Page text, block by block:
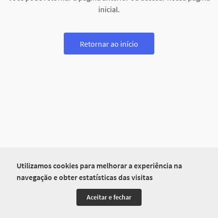
Utilizamos cookies para melhorar a experiência na
navegação e obter estatísticas das visitas
Aceitar e fechar
inicial.
Retornar ao início